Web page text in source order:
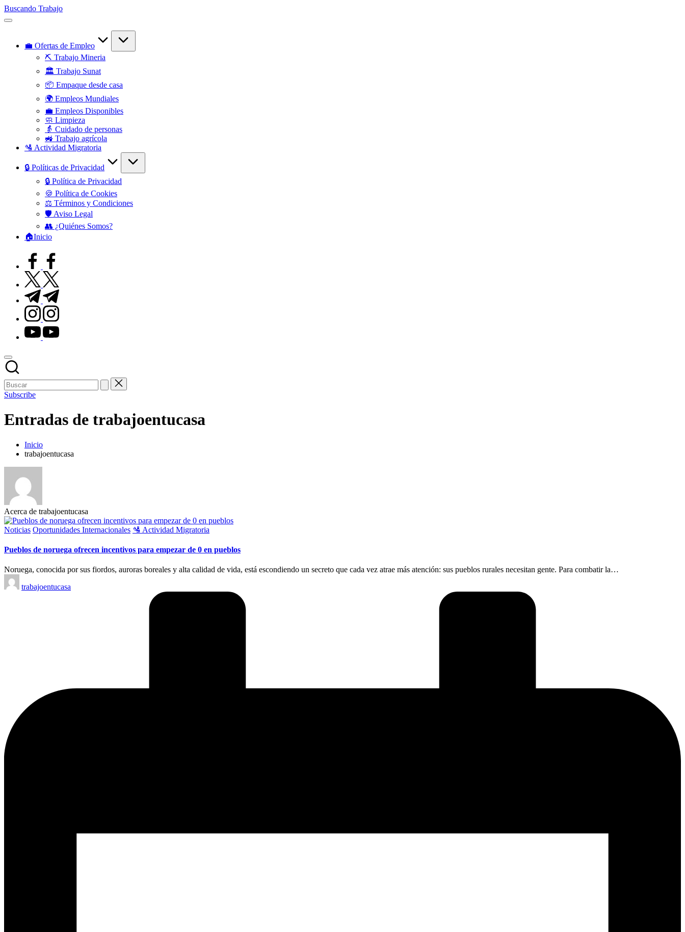
Saltar
al
Buscando Trabajo
Empleos
💼 Ofertas de Empleo
⛏️ Trabajo Mineria
🏛️ Trabajo Sunat
📦 Empaque desde casa
🌍 Empleos Mundiales
💼 Empleos Disponibles
🧼 Limpieza
👵 Cuidado de personas
🚜 Trabajo agrícola
🛂 Actividad Migratoria
🔒 Políticas de Privacidad
🔒 Política de Privacidad
🍪 Política de Cookies
⚖️ Términos y Condiciones
🛡️ Aviso Legal
👥 ¿Quiénes Somos?
🏠Inicio
facebook.com
twitter.com
t.me
instagram.com
youtube.com
Subscribe
Entradas de trabajoentucasa
Inicio
trabajoentucasa
Acerca de trabajoentucasa
Publicado
Noticias Oportunidades Internacionales 🛂 Actividad Migratoria
Pueblos de noruega ofrecen incentivos para empezar de 0 en pueblos
Noruega, conocida por sus fiordos, auroras boreales y alta calidad de vida, está escondiendo un secreto que cada vez atrae más atención: sus pueblos rurales necesitan gente. Para combatir la…
Publicado
por
trabajoentucasa